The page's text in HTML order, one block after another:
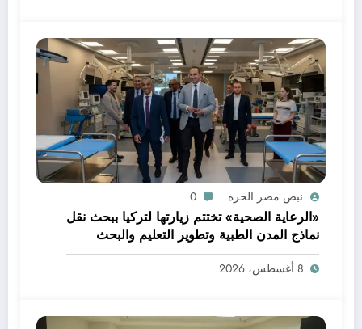
نبض مصر الحره 0
«الرعاية الصحية» تختتم زيارتها لتركيا ببحث نقل
نماذج المدن الطبية وتطوير التعليم والبحث
العلمي
8 أغسطس، 2026